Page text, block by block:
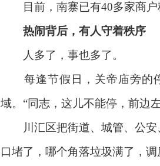
目前，南寨已有40多家商户
热闹背后，有人守着秩序
人多了，事也多了。
每逢节假日，关帝庙旁的停
域。“同志，这儿不能停，前边
川汇区把街道、城管、公安
口堵了，哪个角落垃圾满了，